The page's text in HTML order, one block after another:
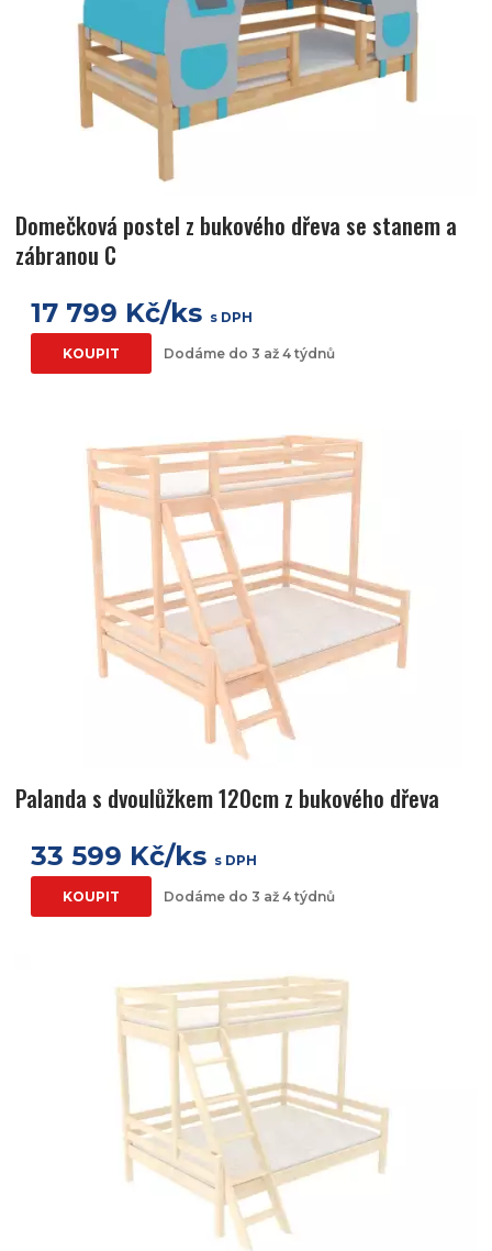
Domečková postel z bukového dřeva se stanem a
zábranou C
17 799 Kč/ks s DPH
KOUPIT Dodáme do 3 až 4 týdnů
Palanda s dvoulůžkem 120cm z bukového dřeva
33 599 Kč/ks s DPH
KOUPIT Dodáme do 3 až 4 týdnů